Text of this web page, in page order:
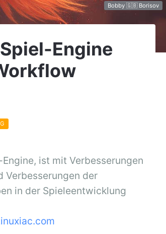
Bobby 🇬🇧 Borisov
Engine
ist mit Verbesserungen
Verbesserungen der
in der Spieleentwicklung